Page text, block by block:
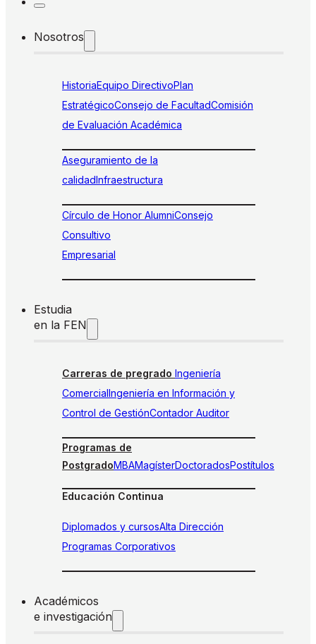
Nosotros
HistoriaEquipo DirectivoPlan
EstratégicoConsejo de FacultadComisión
de Evaluación Académica
Aseguramiento de la
calidadInfraestructura
Círculo de Honor AlumniConsejo
Consultivo
Empresarial
Estudia
en la FEN
Carreras de pregrado Ingeniería
ComercialIngeniería en Información y
Control de GestiónContador Auditor
Programas de
PostgradoMBAMagísterDoctoradosPostítulos
Educación Continua
Diplomados y cursosAlta Dirección
Programas Corporativos
Académicos
e investigación